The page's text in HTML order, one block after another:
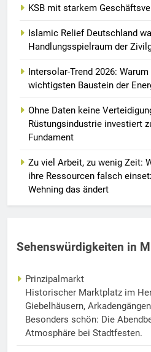
KSB mit starkem
Islamic Relief Deutschland
Handlungsspielraum der
Intersolar-Trend 2026:
wichtigsten Baustein der
Ohne Daten keine
Rüstungsindustrie investiert
Fundament
Zu viel Arbeit, zu wenig Zeit:
ihre Ressourcen falsch
Wehning das ändert
Sehenswürdigkeiten in
Prinzipalmarkt
Historischer Marktplatz im
Giebelhäusern,
Besonders schön: Die
Atmosphäre bei Stadtfesten.